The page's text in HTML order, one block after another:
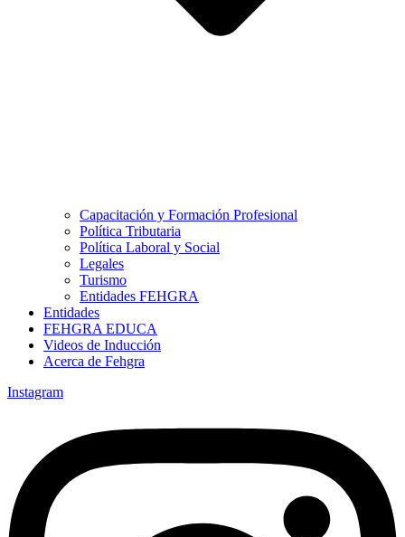
Capacitación y Formación Profesional
Política Tributaria
Política Laboral y Social
Legales
Turismo
Entidades FEHGRA
Entidades
FEHGRA EDUCA
Videos de Inducción
Acerca de Fehgra
Instagram